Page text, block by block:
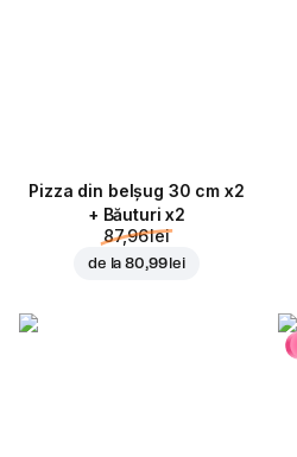
Pizza din belșug 30 cm x2
+ Băuturi x2
87,96 lei
de la80,99 lei